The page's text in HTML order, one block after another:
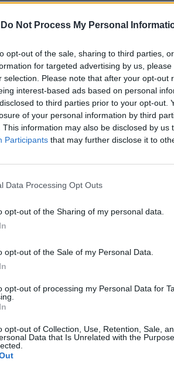
Do Not Process My Personal
opt-out of the sale, sharing to third parties,
for targeted advertising by us,
selection. Please note that after your opt-out
interest-based ads based on personal
to third parties prior to your opt-out.
of your personal information by third
This information may also be disclosed by us
Participants that may further disclose it to
Data Processing Opt Outs
opt-out of the Sharing of my personal data.
opt-out of the Sale of my Personal Data.
opt-out of processing my Personal Data for
opt-out of Collection, Use, Retention, Sale,
Data that Is Unrelated with the
non ha
pietà
finisce a